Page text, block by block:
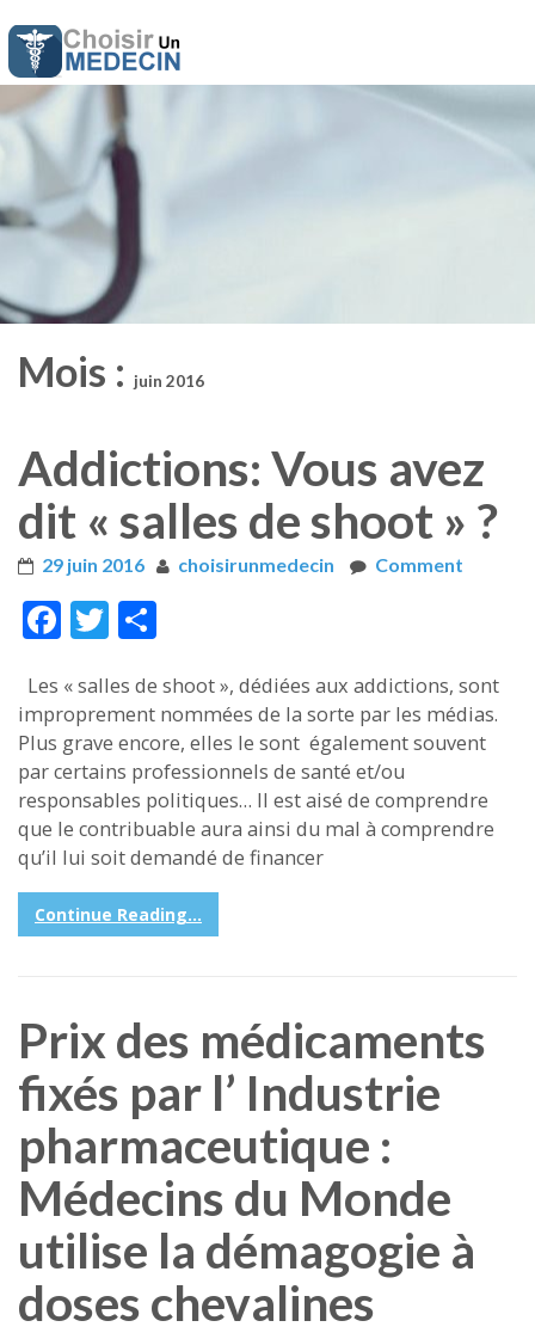
Mois : juin 2016
Addictions: Vous avez
dit « salles de shoot » ?
29 juin 2016 choisirunmedecin Comment
Face
k
Twitt
Les « salles de shoot », dédiées aux addictions, sont
improprement nommées de la sorte par les médias.
Plus grave encore, elles le sont également souvent
par certains professionnels de santé et/ou
responsables politiques… Il est aisé de comprendre
que le contribuable aura ainsi du mal à comprendre
qu’il lui soit demandé de financer
Continue Reading...
Prix des médicaments
fixés par l’ Industrie
pharmaceutique :
Médecins du Monde
utilise la démagogie à
doses chevalines